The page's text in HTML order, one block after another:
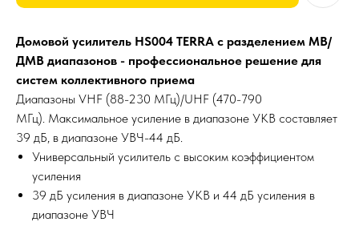
Домовой усилитель HS004 TERRA с разделением МВ/
ДМВ диапазонов - профессиональное решение для
систем коллективного приема
Диапазоны VHF (88-230 МГц)/UHF (470-790
МГц). Максимальное усиление в диапазоне УКВ составляет
39 дБ, в диапазоне УВЧ-44 дБ.
Универсальный усилитель с высоким коэффициентом
усиления
39 дБ усиления в диапазоне УКВ и 44 дБ усиления в
диапазоне УВЧ